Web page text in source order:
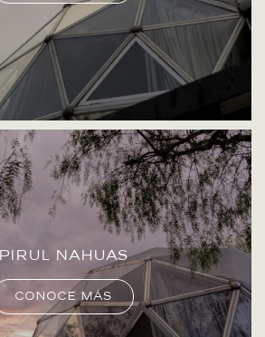
Pirul nahuas
Conoce más